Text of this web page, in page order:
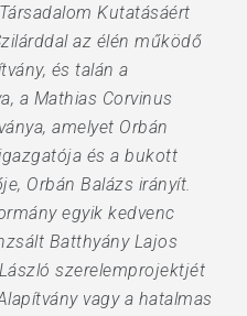
Kutatásáért
az élén működő
és talán a
a Mathias Corvinus
amelyet Orbán
és a bukott
Orbán Balázs irányít.
egyik kedvenc
Batthyány Lajos
szerelemprojektjét
vagy a hatalmas